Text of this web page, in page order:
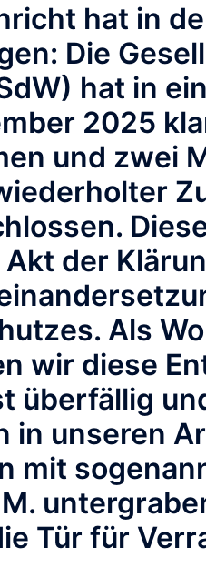
hat in
Die
hat in
2025
und zwei
der
Als
wir diese
überfällig
in unseren
mit
Tür für